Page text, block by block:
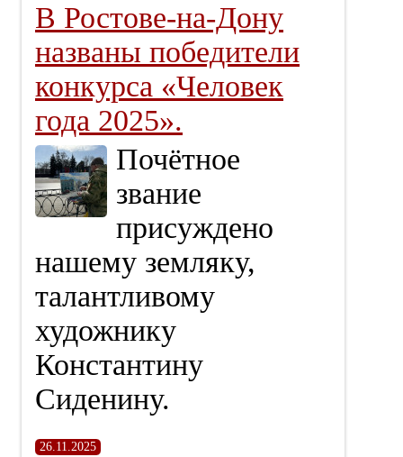
В Ростове-на-Дону
названы победители
конкурса «Человек
года 2025».
Почётное
звание
присуждено
нашему земляку,
талантливому
художнику
Константину
Сиденину.
26.11.2025